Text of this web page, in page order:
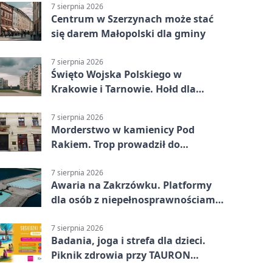
7 sierpnia 2026
Centrum w Szerzynach może stać
się darem Małopolski dla gminy
7 sierpnia 2026
Święto Wojska Polskiego w
Krakowie i Tarnowie. Hołd dla
7 sierpnia 2026
Morderstwo w kamienicy Pod
Rakiem. Trop prowadził do
7 sierpnia 2026
Awaria na Zakrzówku. Platformy
dla osób z niepełnosprawnościami
7 sierpnia 2026
Badania, joga i strefa dla dzieci.
Piknik zdrowia przy TAURON